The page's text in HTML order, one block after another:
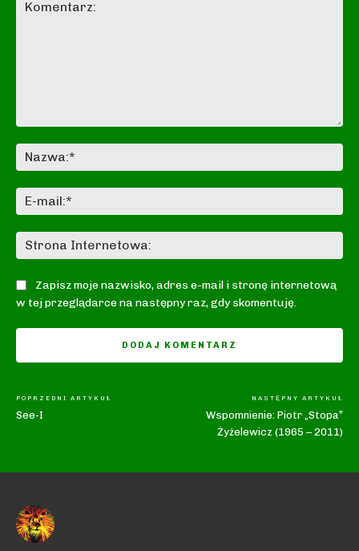
Zapisz moje nazwisko, adres e-mail i stronę internetową
w tej przeglądarce na następny raz, gdy skomentuję.
POPRZEDNI ARTYKUŁ
See-I
NASTĘPNY ARTYKUŁ
Wspomnienie: Piotr „Stopa”
Żyżelewicz (1965 – 2011)